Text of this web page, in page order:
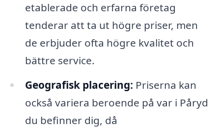
etablerade och erfarna företag
tenderar att ta ut högre priser, men
de erbjuder ofta högre kvalitet och
bättre service.
Geografisk placering: Priserna kan
också variera beroende på var i Påryd
du befinner dig, då